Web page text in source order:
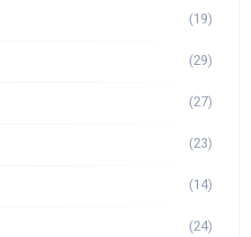
(19)
(29)
(27)
(23)
(14)
(24)